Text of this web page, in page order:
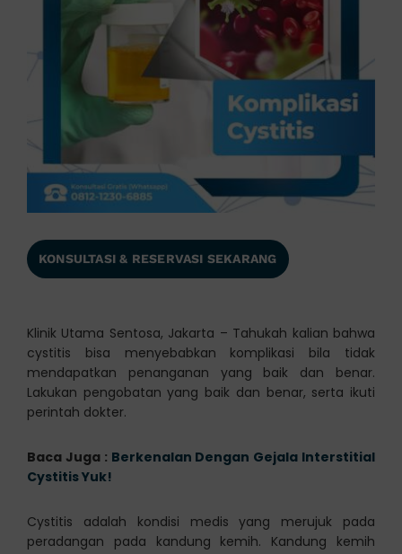
KONSULTASI & RESERVASI SEKARANG
Klinik Utama Sentosa, Jakarta – Tahukah kalian bahwa
cystitis bisa menyebabkan komplikasi bila tidak
mendapatkan penanganan yang baik dan benar.
Lakukan pengobatan yang baik dan benar, serta ikuti
perintah dokter.
Baca Juga : Berkenalan Dengan Gejala Interstitial
Cystitis Yuk!
Cystitis adalah kondisi medis yang merujuk pada
peradangan pada kandung kemih. Kandung kemih